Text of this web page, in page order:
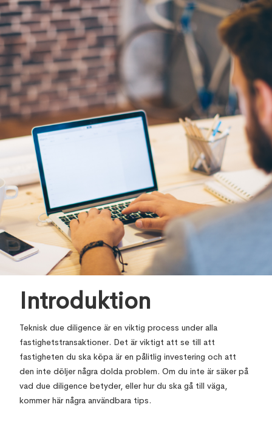
Varunkumar Sagarkar
, October 20, 2022
Introduktion
Teknisk due diligence är en viktig process under alla
fastighetstransaktioner. Det är viktigt att se till att
fastigheten du ska köpa är en pålitlig investering och att
den inte döljer några dolda problem. Om du inte är säker på
vad due diligence betyder, eller hur du ska gå till väga,
kommer här några användbara tips.